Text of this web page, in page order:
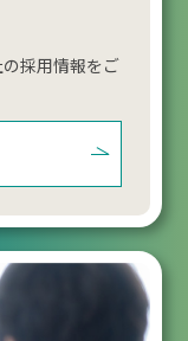
採用情報をご